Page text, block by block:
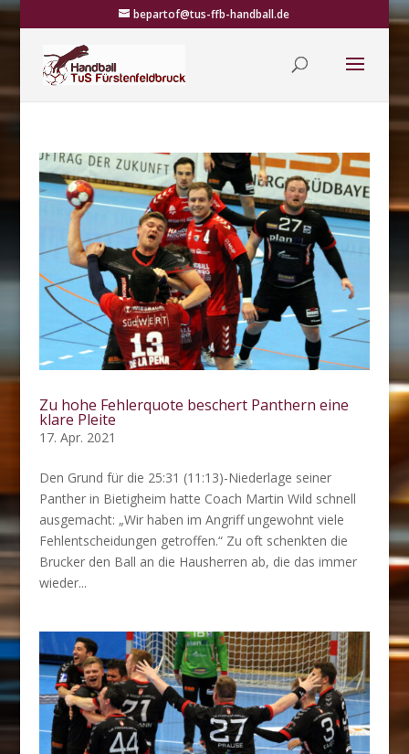
bepartof@tus-ffb-handball.de
Zu hohe Fehlerquote beschert Panthern eine
klare Pleite
17. Apr. 2021
Den Grund für die 25:31 (11:13)-Niederlage seiner
Panther in Bietigheim hatte Coach Martin Wild schnell
ausgemacht: „Wir haben im Angriff ungewohnt viele
Fehlentscheidungen getroffen.“ Zu oft schenkten die
Brucker den Ball an die Hausherren ab, die das immer
wieder...